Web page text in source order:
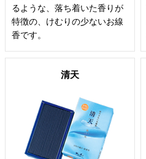
るような、落ち着いた香りが
特徴の、けむりの少ないお線
香です。
清天